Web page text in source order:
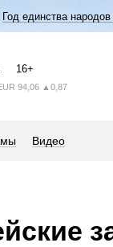
Год единства
16+
94,06 ▲0,87
Видео